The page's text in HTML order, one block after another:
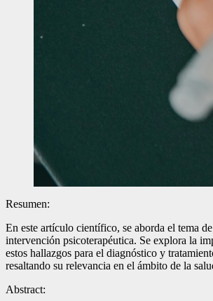
Resumen:
En este artículo científico, se aborda el tema
intervención psicoterapéutica. Se explora la
estos hallazgos para el diagnóstico y
resaltando su relevancia en el ámbito de la
Abstract: